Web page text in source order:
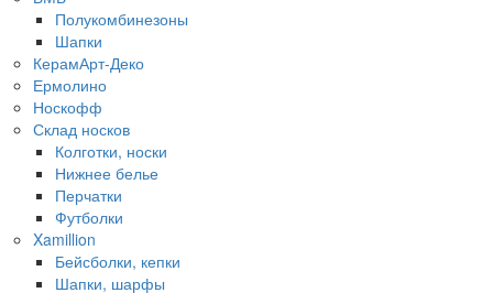
Полукомбинезоны
Шапки
КерамАрт-Деко
Ермолино
Носкофф
Склад носков
Колготки, носки
Нижнее белье
Перчатки
Футболки
Xamillion
Бейсболки, кепки
Шапки, шарфы